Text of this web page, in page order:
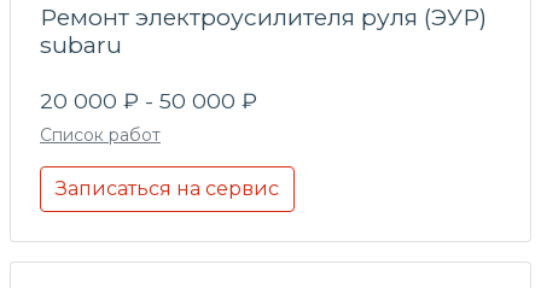
Ремонт электроусилителя руля (ЭУР)
subaru
20 000 ₽ - 50 000 ₽
Список работ
Записаться на сервис